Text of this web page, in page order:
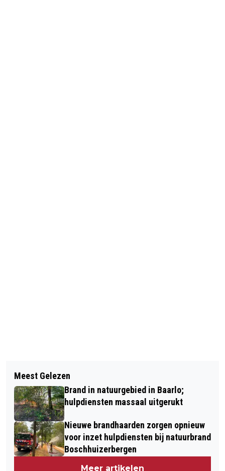
EÉN DAG VOLWASSEN ZIJN TIJDENS
ALLERKINDER
FIETSACCU VEROORZAAKT BRAND IN
WONING VENLO
Meest Gelezen
Brand in natuurgebied in Baarlo;
hulpdiensten massaal uitgerukt
Nieuwe brandhaarden zorgen opnieuw
voor inzet hulpdiensten bij natuurbrand
Boschhuizerbergen
Meer artikelen